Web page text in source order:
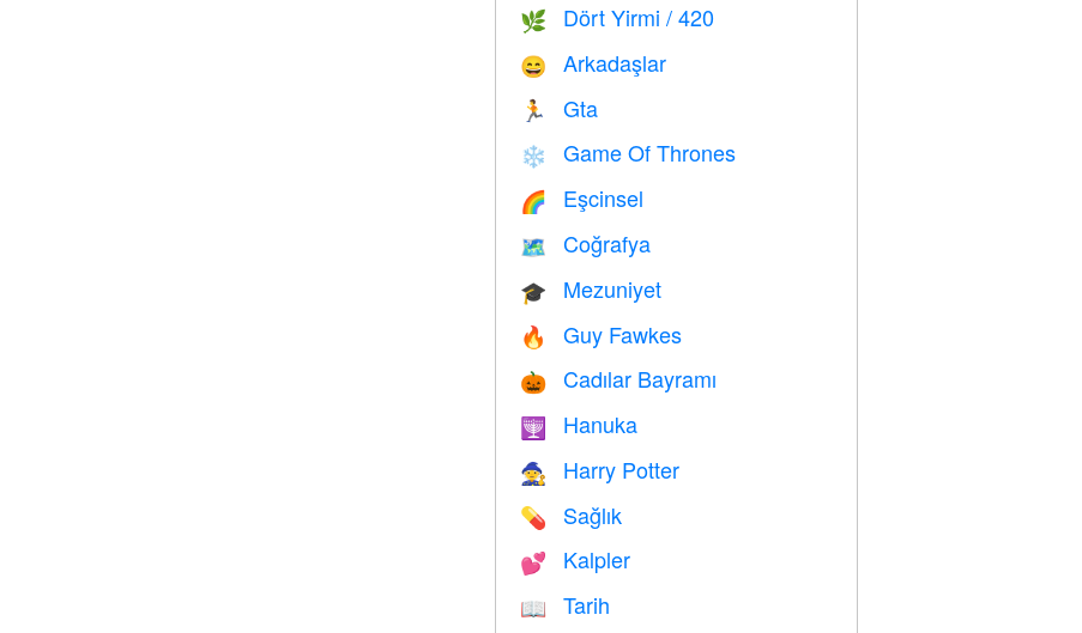
🌿 Dört Yirmi / 420
😄 Arkadaşlar
🏃 Gta
❄️ Game Of Thrones
🌈 Eşcinsel
🗺 Coğrafya
🎓 Mezuniyet
🔥 Guy Fawkes
🎃 Cadılar Bayramı
🕎 Hanuka
🧙 Harry Potter
💊 Sağlık
💕 Kalpler
📖 Tarih